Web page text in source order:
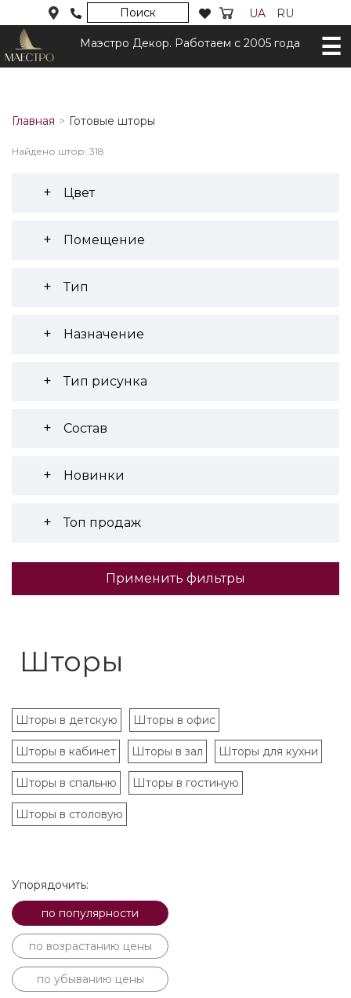
Поиск UA RU
Маэстро Декор. Работаем с 2005 года
Главная Готовые шторы
Найдено штор: 318
Цвет
Помещение
Тип
Назначение
Тип рисунка
Состав
Новинки
Топ продаж
Применить фильтры
Шторы
Шторы в детскую Шторы в офис
Шторы в кабинет Шторы в зал Шторы для кухни
Шторы в спальню Шторы в гостиную
Шторы в столовую
Упорядочить:
по популярности
по возрастанию цены
по убыванию цены